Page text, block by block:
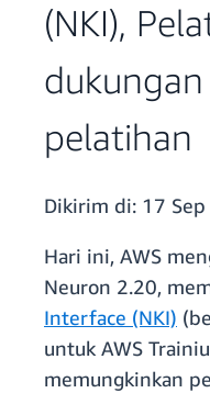
(NKI),
pelatihan
Dikirim di: 17
Hari ini, AWS
Neuron 2.20,
Interface (NKI)
untuk AWS
memungkinkan